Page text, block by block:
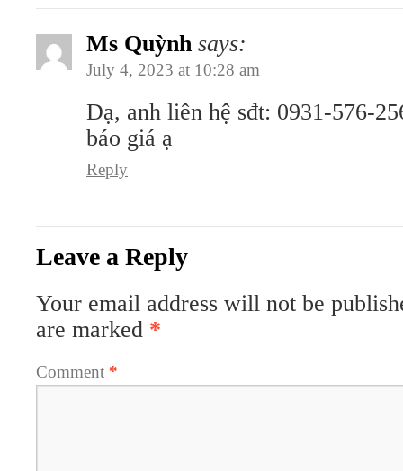
Ms Quỳnh says:
July 4, 2023 at 10:28 am
Dạ, anh liên hệ sđt: 0931-576-
báo giá ạ
Reply
Leave a Reply
Your email address will not be
are marked *
Comment *